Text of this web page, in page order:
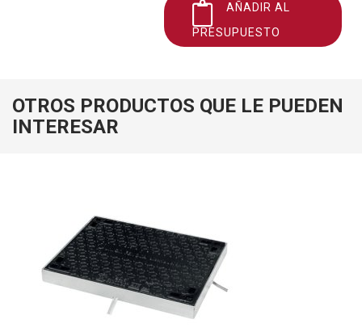
AÑADIR AL
PRESUPUESTO
OTROS PRODUCTOS QUE LE PUEDEN
INTERESAR